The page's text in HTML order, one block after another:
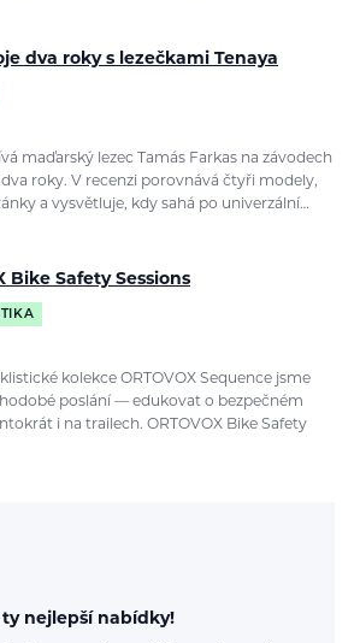
dva roky s lezečkami Tenaya
maďarský lezec Tamás Farkas na závodech
roky. V recenzi porovnává čtyři modely,
a vysvětluje, kdy sahá po univerzální…
Bike Safety Sessions
kolekce ORTOVOX Sequence jsme
poslání — edukovat o bezpečném
i na trailech. ORTOVOX Bike Safety
ty nejlepší nabídky!